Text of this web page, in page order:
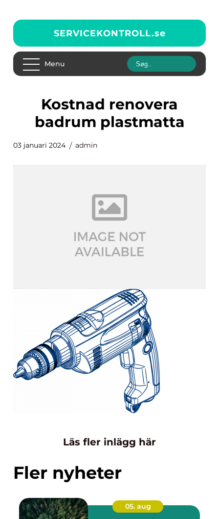
SERVICEKONTROLL.se
Menu
kostnad renovera
badrum plastmatta
03 januari 2024 admin
Läs fler inlägg här
Fler nyheter
05. aug